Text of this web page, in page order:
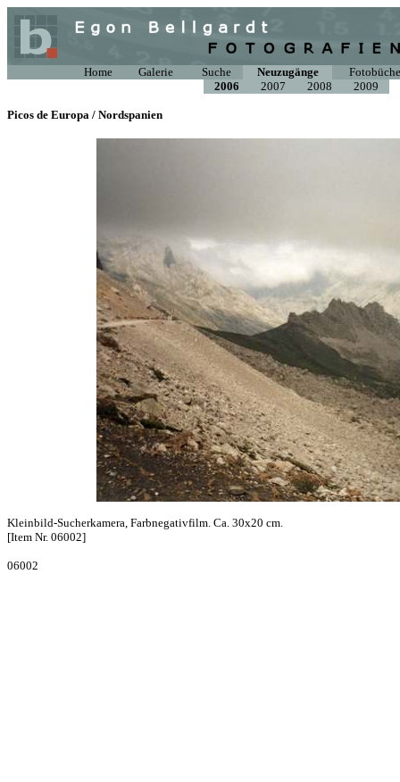
Home Galerie Suche Neuzugänge
2006
2007 2008 2009
Picos de Europa / Nordspanien
Kleinbild-Sucherkamera, Farbnegativfilm. Ca. 30x20 cm.
[Item Nr. 06002]
06002